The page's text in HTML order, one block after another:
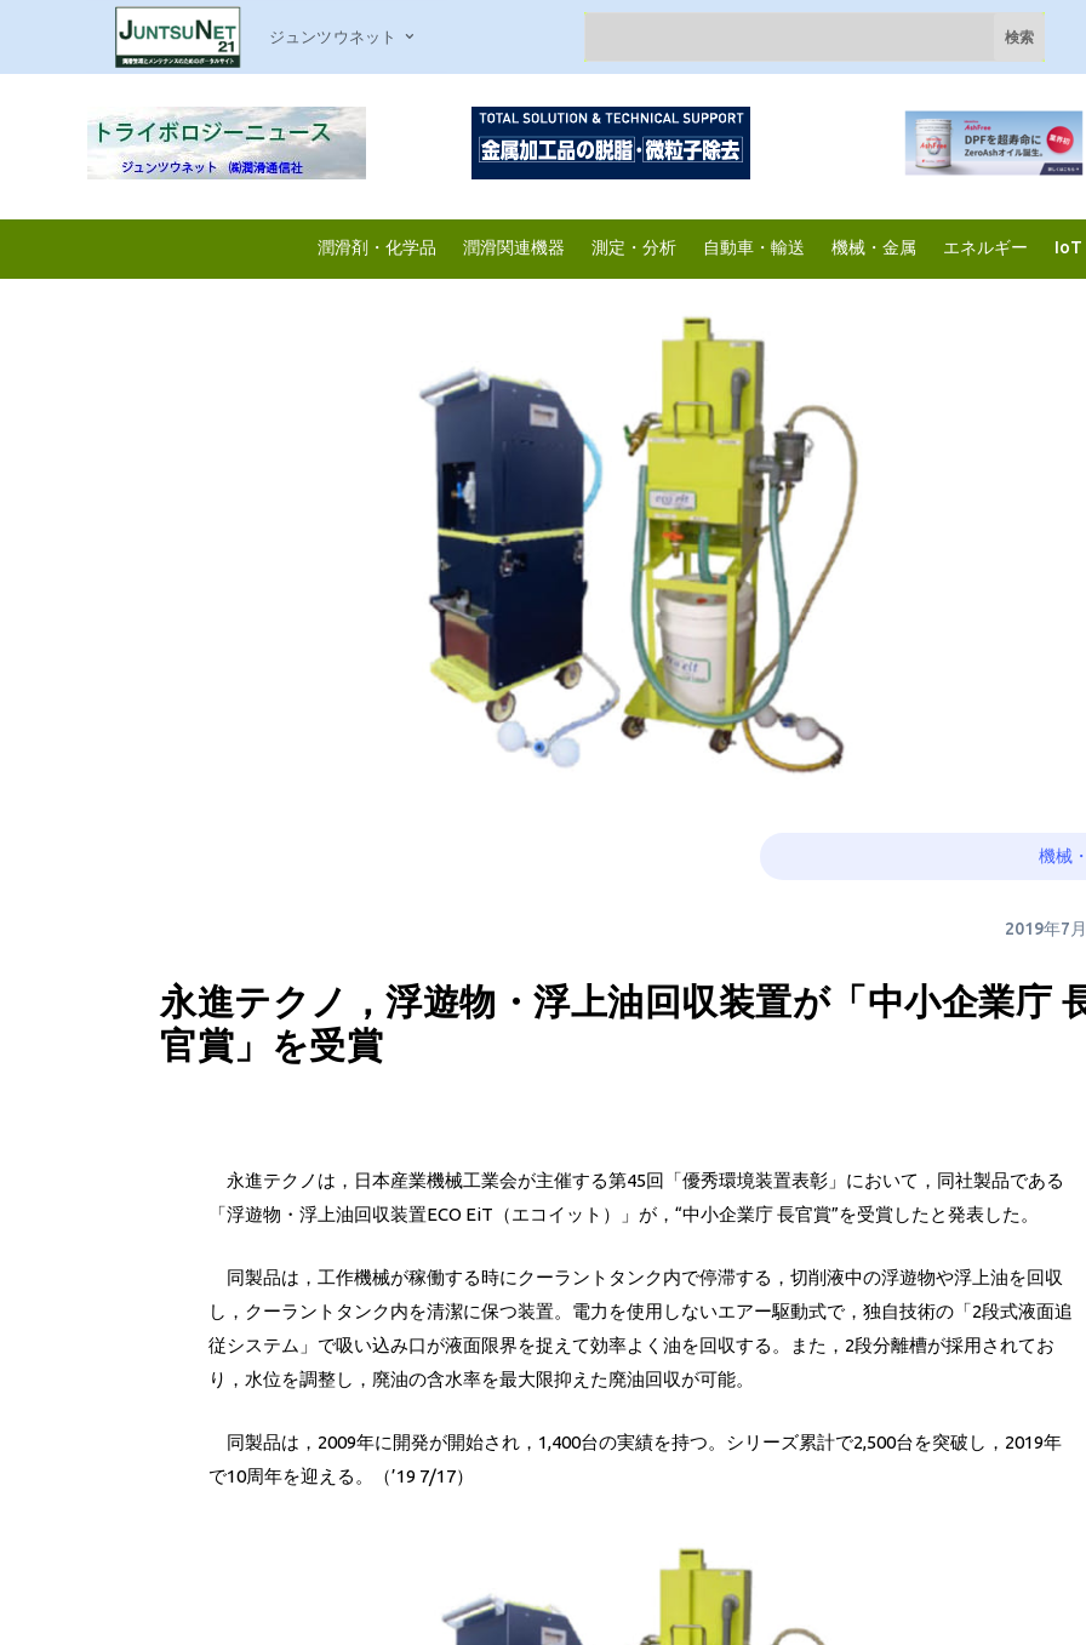
ジュンツウネット
潤滑剤・化学品 潤滑関連機器 測定・分析 自動車・輸送 機械・金属 エネルギー IoT
機械
2019年7
永進テクノ，浮遊物・浮上油回収装置が「中小企業庁
官賞」を受賞
永進テクノは，日本産業機械工業会が主催する第45回「優秀環境装置表彰」において，同社製品である
「浮遊物・浮上油回収装置ECO EiT（エコイット）」が，“中小企業庁 長官賞”を受賞したと発表した。
同製品は，工作機械が稼働する時にクーラントタンク内で停滞する，切削液中の浮遊物や浮上油を回収
し，クーラントタンク内を清潔に保つ装置。電力を使用しないエアー駆動式で，独自技術の「2段式液面追
従システム」で吸い込み口が液面限界を捉えて効率よく油を回収する。また，2段分離槽が採用されてお
り，水位を調整し，廃油の含水率を最大限抑えた廃油回収が可能。
同製品は，2009年に開発が開始され，1,400台の実績を持つ。シリーズ累計で2,500台を突破し，2019年
で10周年を迎える。（’19 7/17）